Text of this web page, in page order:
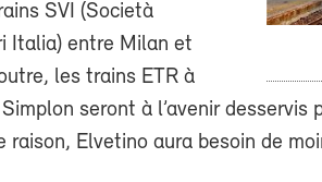
SVI (Società
Italia) entre Milan et
les trains ETR à
seront à l’avenir desservis
raison, Elvetino aura besoin de